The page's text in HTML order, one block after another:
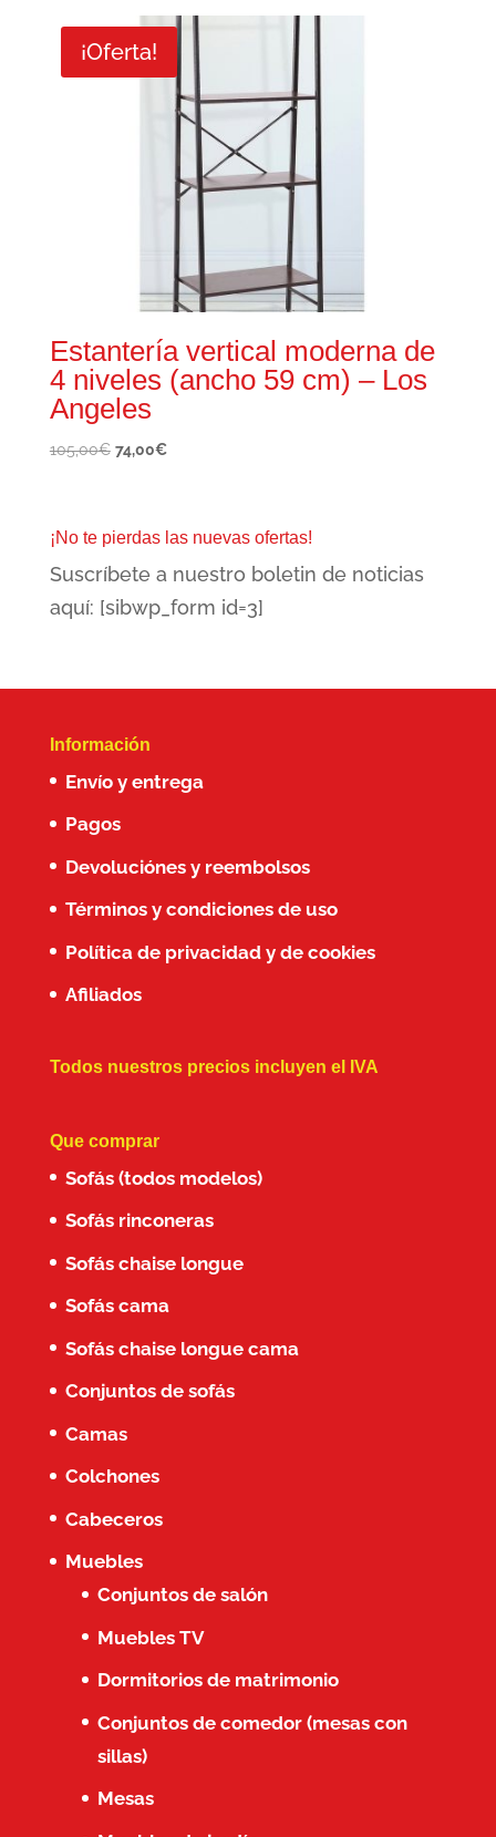
era:
185,00€.
es:
¡Oferta!
Estantería vertical moderna de
4 niveles (ancho 59 cm) – Los
Angeles
105,00€ El
74,00€El
¡No te pierdas las nuevas ofertas!
Suscríbete a nuestro boletin de noticias
aquí: [sibwp_form id=3]
Información
Envío y entrega
Pagos
Devoluciónes y reembolsos
Términos y condiciones de uso
Política de privacidad y de cookies
Afiliados
Todos nuestros precios incluyen el IVA
Que comprar
Sofás (todos modelos)
Sofás rinconeras
Sofás chaise longue
Sofás cama
Sofás chaise longue cama
Conjuntos de sofás
Camas
Colchones
Cabeceros
Muebles
Conjuntos de salón
Muebles TV
Dormitorios de matrimonio
Conjuntos de comedor (mesas con
sillas)
Mesas